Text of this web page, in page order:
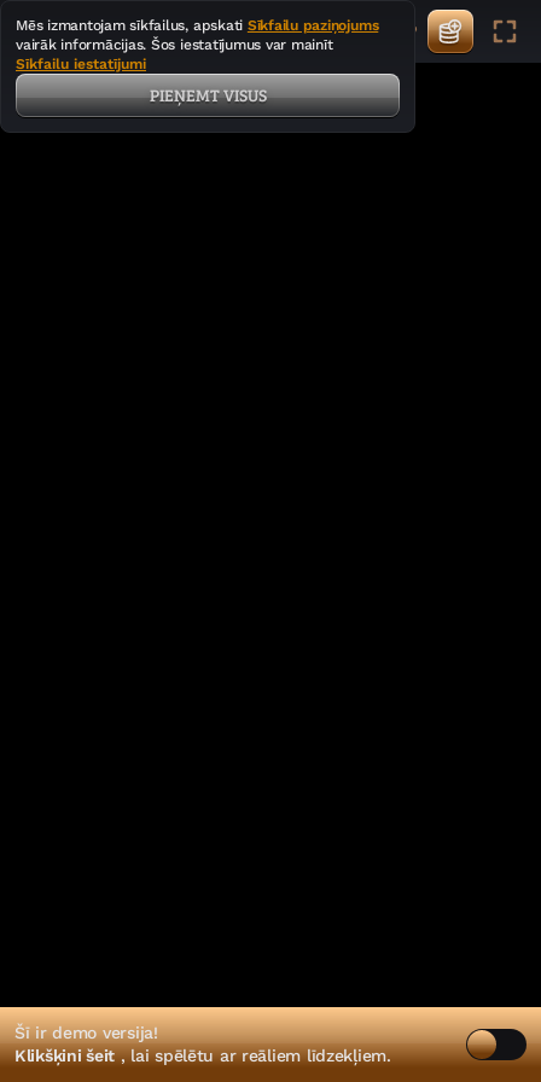
Šī ir demo versija!
Klikšķini šeit, lai spēlētu ar reāliem līdzekļiem.
Mēs izmantojam sīkfailus, apskati Sīkfailu paziņojums
vairāk informācijas. Šos iestatījumus var mainīt
Sīkfailu iestatījumi
PIEŅEMT VISUS